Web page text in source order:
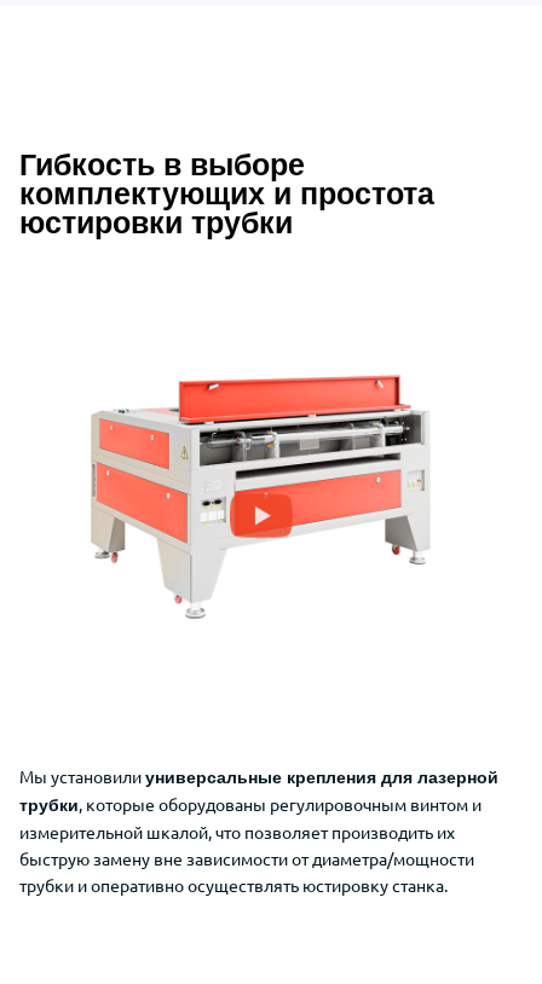
Описание преимуществ Wattsan
Гибкость в выборе
комплектующих и простота
юстировки трубки
Мы установилиуниверсальные крепления для лазерной
трубки, которые оборудованы регулировочным винтом и
измерительной шкалой, что позволяет производить их
быструю замену вне зависимости от диаметра/мощности
трубки и оперативно осуществлять юстировку станка.